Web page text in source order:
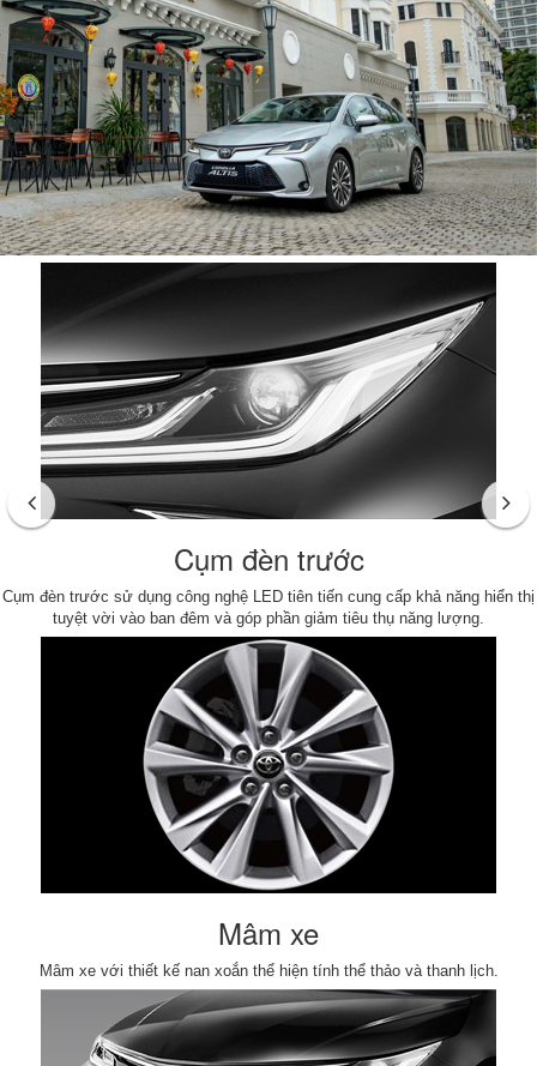
Cụm đèn trước
Cụm đèn trước sử dụng công nghệ LED tiên tiến cung cấp khả năng hiển thị
tuyệt vời vào ban đêm và góp phần giảm tiêu thụ năng lượng.
Mâm xe
Mâm xe với thiết kế nan xoắn thể hiện tính thể thảo và thanh lịch.